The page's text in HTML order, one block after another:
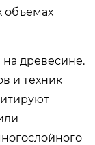
объемах
древесине.
и техник